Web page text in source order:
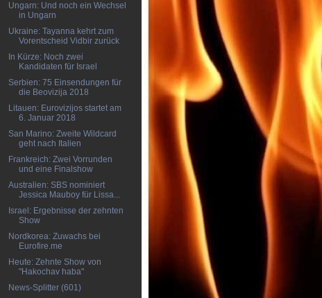
Ungarn: Und noch ein Wechsel
in Ungarn
Ukraine: Tayanna kehrt zum
Vorentscheid Vidbir zurück
In Kürze: Noch zwei
Kandidaten für Israel
Serbien: 75 Einsendungen für
die Beovizija 2018
Litauen: Eurovizijos startet am
6. Januar 2018
San Marino: Zweite Wildcard
geht nach Italien
Frankreich: Zwei Vorrunden
und eine Finalshow
Australien: SBS nominiert
Jessica Mauboy für Lissa...
Israel: Ergebnisse der zehnten
Show
Nordkorea: Zuwachs bei
Eurofire.me
Heute: Zehnte Show von
"Hakochav haba"
News-Splitter (601)